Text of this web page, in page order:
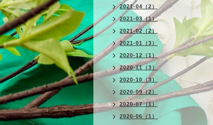
2021-04（2）
2021-03（1）
2021-02（2）
2021-01（3）
2020-12（1）
2020-11（3）
2020-10（3）
2020-09（2）
2020-07（1）
2020-06（1）